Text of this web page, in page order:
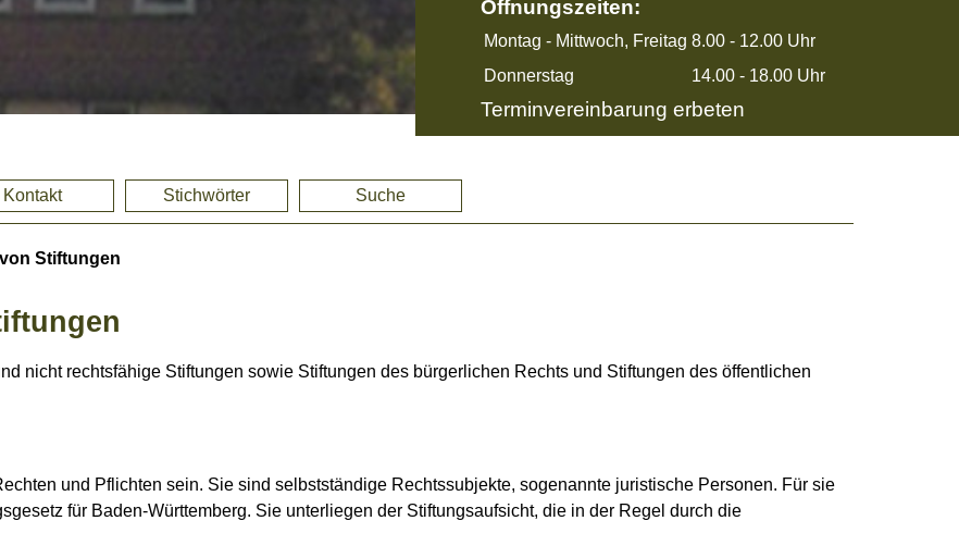
Öffnungszeiten:
Montag - Mittwoch, Freitag 8.00 - 12.00 Uhr
Donnerstag
14.00 - 18.00 Uhr
Terminvereinbarung erbeten
Kontakt Stichwörter Suche
Stiftungen
nicht rechtsfähige Stiftungen sowie Stiftungen des bürgerlichen Rechts und Stiftungen des öffentlichen
und Pflichten sein. Sie sind selbstständige Rechtssubjekte, sogenannte juristische Personen. Für sie
für Baden-Württemberg. Sie unterliegen der Stiftungsaufsicht, die in der Regel durch die